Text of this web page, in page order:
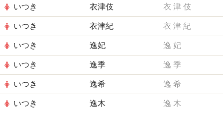
いつき 衣津伎 衣 津 伎
いつき 衣津紀 衣 津 紀
いつき 逸妃 逸 妃
いつき 逸季 逸 季
いつき 逸希 逸 希
いつき 逸木 逸 木